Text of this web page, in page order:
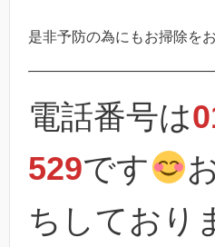
是非予防の為にもお掃除を
電話番号は
529です
ちしており